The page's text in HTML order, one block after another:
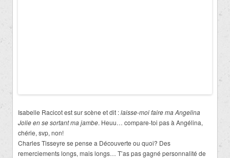
Isabelle Racicot est sur scène et dit :laisse-moi faire ma Angelina
Jolie en se sortant ma jambe. Heuu… compare-toi pas à Angélina,
chérie, svp, non!
Charles Tisseyre se pense a Découverte ou quoi? Des
remerciements longs, mais longs… T’as pas gagné personnalité de